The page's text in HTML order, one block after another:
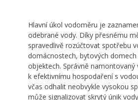
Hlavní úkol vodoměru je
odebrané vody. Díky přesnému
spravedlivě rozúčtovat spotřebu
domácnostech, bytových
objektech. Správně
k efektivnímu hospodaření s
včas odhalit neobvykle vysokou
může signalizovat skrytý únik